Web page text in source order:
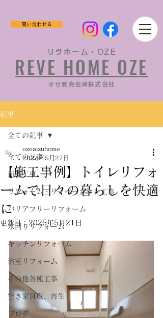
問い合わせる
リヴホーム・OZE
REVE HOME OZE
​オゼ販売会津株式会社
記事
全ての記事
新築工事
リフォーム・リノベーション工事
バリアフリーリフォーム
水回りリフォーム
キッチンリフォーム
浴室リフォーム
その他各種工事
空き家買取、再生
ブログ
全ての記事
【施工事例】トイレリフォ
ームで日々の暮らしを快適
に
ozeaizuhome
2024年5月27日
更新日： 2025年5月21日